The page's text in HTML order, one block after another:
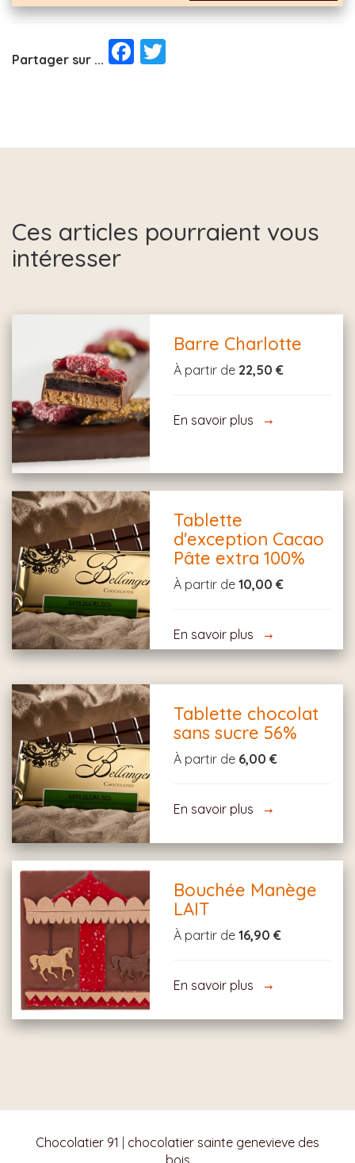
Partager sur ...
Facebook
Ces articles pourraient vous
intéresser
Barre Charlotte
À partir de 22,50 €
En savoir plus
Tablette
d'exception Cacao
Pâte extra 100%
À partir de10,00 €
En savoir plus
Tablette chocolat
sans sucre 56%
À partir de 6,00 €
En savoir plus
Bouchée Manège
LAIT
À partir de16,90 €
En savoir plus
Chocolatier 91
chocolatier sainte genevieve des
bois